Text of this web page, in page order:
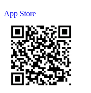
App Store